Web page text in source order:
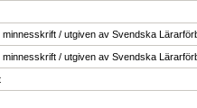
/ utgiven av Svendska
/ utgiven av Svendska